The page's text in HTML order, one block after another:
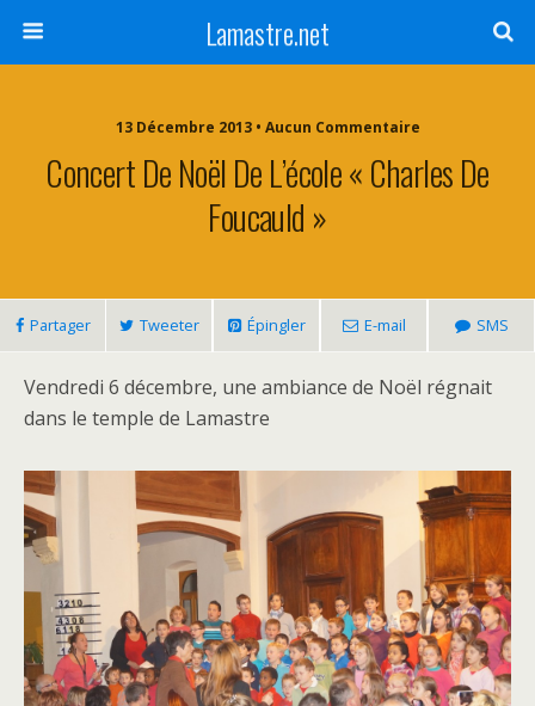
Lamastre.net
13 Décembre 2013 • Aucun Commentaire
Concert De Noël De L’école « Charles De
Foucauld »
Partager Tweeter Épingler E-mail SMS
Vendredi 6 décembre, une ambiance de Noël régnait
dans le temple de Lamastre